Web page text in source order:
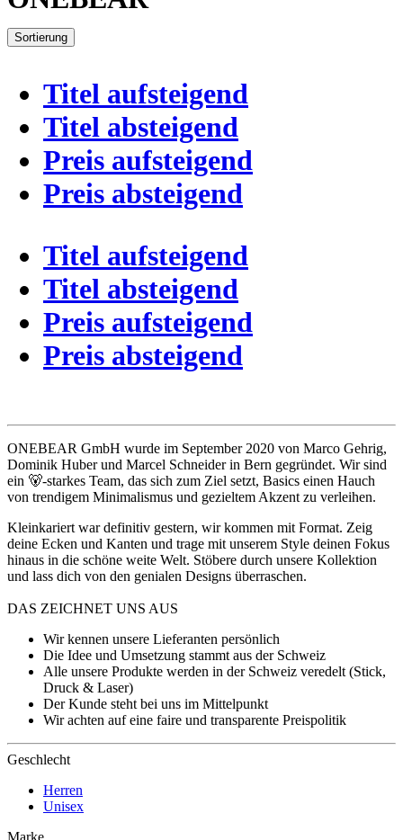
Sortierung
Titel aufsteigend
Titel absteigend
Preis aufsteigend
Preis absteigend
Titel aufsteigend
Titel absteigend
Preis aufsteigend
Preis absteigend
ONEBEAR GmbH wurde im September 2020 von Marco Gehrig,
Dominik Huber und Marcel Schneider in Bern gegründet. Wir sind
ein 🐻-starkes Team, das sich zum Ziel setzt, Basics einen Hauch
von trendigem Minimalismus und gezieltem Akzent zu verleihen.
Kleinkariert war definitiv gestern, wir kommen mit Format. Zeig
deine Ecken und Kanten und trage mit unserem Style deinen Fokus
hinaus in die schöne weite Welt. Stöbere durch unsere Kollektion
und lass dich von den genialen Designs überraschen.
DAS ZEICHNET UNS AUS
Wir kennen unsere Lieferanten persönlich
Die Idee und Umsetzung stammt aus der Schweiz
Alle unsere Produkte werden in der Schweiz veredelt (Stick,
Druck & Laser)
Der Kunde steht bei uns im Mittelpunkt
Wir achten auf eine faire und transparente Preispolitik
Geschlecht
Herren
Unisex